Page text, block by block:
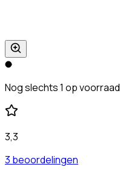
Nog slechts 1 op voorraad
3,3
3 beoordelingen